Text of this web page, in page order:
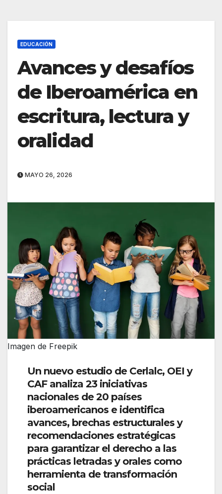
EDUCACIÓN
Avances y desafíos
de Iberoamérica en
escritura, lectura y
oralidad
MAYO 26, 2026
Imagen de Freepik
Un nuevo estudio de Cerlalc, OEI y
CAF analiza 23 iniciativas
nacionales de 20 países
iberoamericanos e identifica
avances, brechas estructurales y
recomendaciones estratégicas
para garantizar el derecho a las
prácticas letradas y orales como
herramienta de transformación
social